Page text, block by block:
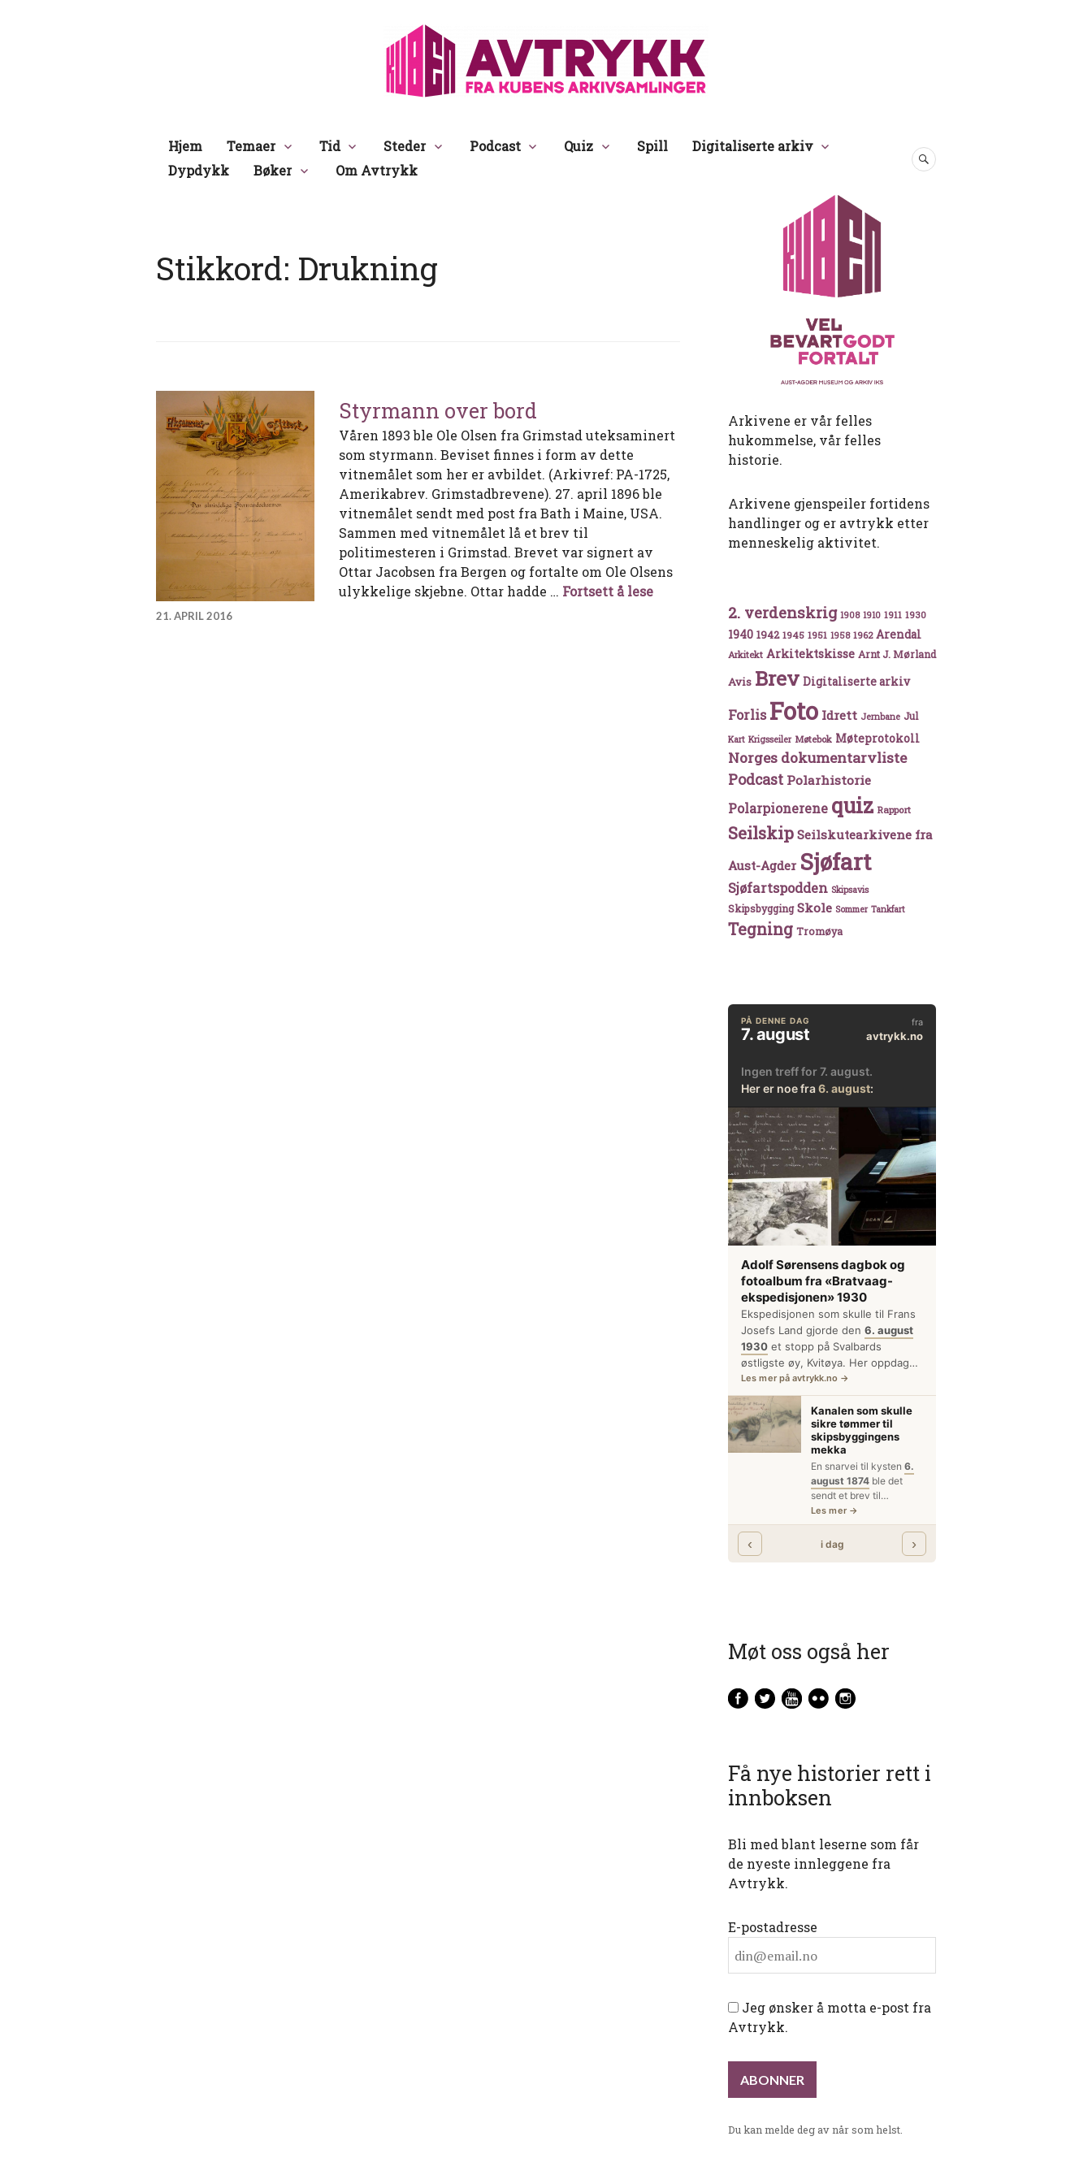
Avtrykk
Hjem Temaer Tid Steder Podcast Quiz Spill
Digitaliserte arkiv
Dypdykk
Bøker Om Avtrykk
SØK
Stikkord: Drukning
Styrmann over bord
Våren 1893 ble Ole Olsen fra Grimstad uteksaminert
som styrmann. Beviset finnes i form av dette
vitnemålet som her er avbildet. (Arkivref: PA-1725,
Amerikabrev. Grimstadbrevene). 27. april 1896 ble
vitnemålet sendt med post fra Bath i Maine, USA.
Sammen med vitnemålet lå et brev til
politimesteren i Grimstad. Brevet var signert av
Ottar Jacobsen fra Bergen og fortalte om Ole Olsens
ulykkelige skjebne. Ottar hadde … Fortsett å leseStyrmann over bord
21. APRIL 2016
Arkivene er vår felles
hukommelse, vår felles
historie.
Arkivene gjenspeiler fortidens
handlinger og er avtrykk etter
menneskelig aktivitet.
2. verdenskrig 1908 1910 1911 1930
1940 1942 1945 1951 1958 1962 Arendal
Arkitekt Arkitektskisse Arnt J. Mørland
Avis Brev Digitaliserte arkiv
Forlis Foto Idrett Jernbane Jul
Kart Krigsseiler Møtebok Møteprotokoll
Norges dokumentarvliste
Podcast Polarhistorie
Polarpionerene quiz Rapport
Seilskip Seilskutearkivene fra
Aust-Agder Sjøfart
Sjøfartspodden Skipsavis
Skipsbygging Skole Sommer Tankfart
Tegning Tromøya
Møt oss også her
Få nye historier rett i
innboksen
Bli med blant leserne som får
de nyeste innleggene fra
Avtrykk.
E-postadresse
Jeg ønsker å motta e-post fra
Avtrykk.
Du kan melde deg av når som helst.